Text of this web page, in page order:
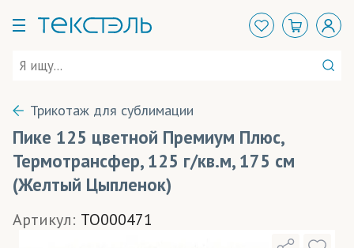
Трикотаж для сублимации
Пике 125 цветной Премиум Плюс,
Термотрансфер, 125 г/кв.м, 175 см
(Желтый Цыпленок)
Артикул: TO000471